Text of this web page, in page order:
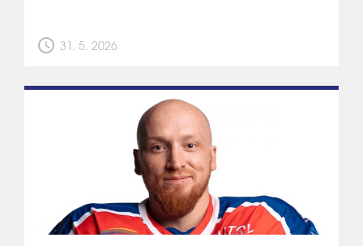
schedule 31. 5. 2026